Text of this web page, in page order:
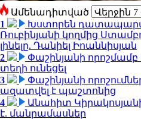
Ամենադիտված
1
Խստորեն
Ռուբինյանի կողմից
լինելը. Դանիել Իոաննիսյան
2
Փաշինյանի
տեղի ունեցել
3
Փաշինյանի
ազատվել է պաշտոնից
4
Անահիտ
է. մանրամասներ